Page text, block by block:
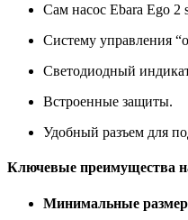
Сам насос Ebara Ego 2
Систему управления
Светодиодный
Встроенные защиты.
Удобный разъем для
Ключевые преимущества
Минимальные